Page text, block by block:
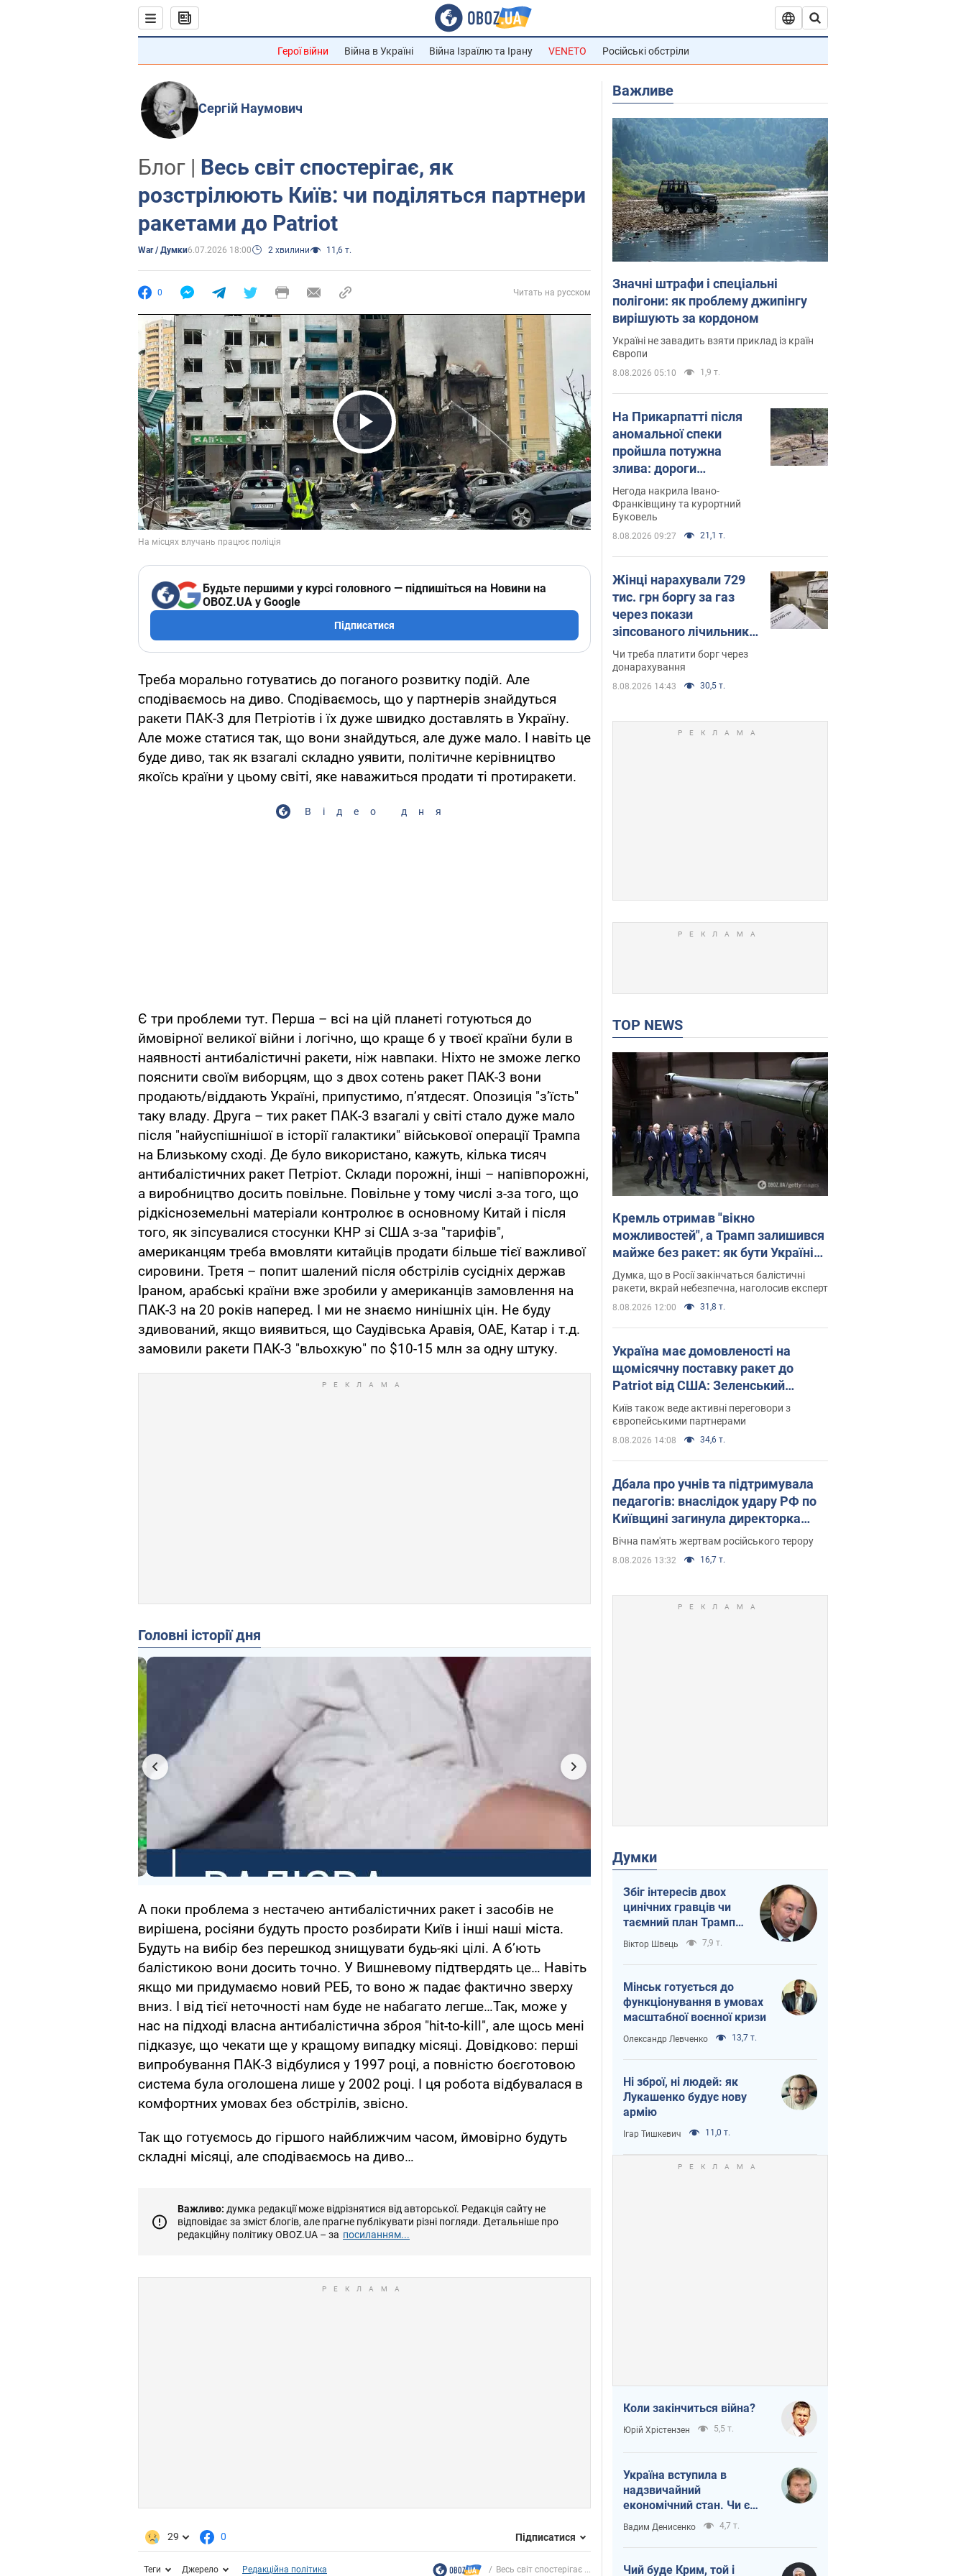
Герої війни Війна в Україні Війна Ізраїлю та Ірану VENETO Російські обстріли
Сергій Наумович
Блог | Весь світ спостерігає, як
розстрілюють Київ: чи поділяться партнери
ракетами до Patriot
War / Думки6.07.2026 18:00 2 хвилини 11,6 т.
0 Читать на русском
Play Video
Будьте першими у курсі головного — підпишіться на Новини на
OBOZ.UA у Google
Підписатися
Треба морально готуватись до поганого розвитку подій. Але
сподіваємось на диво. Сподіваємось, що у партнерів знайдуться
ракети ПАК-3 для Петріотів і їх дуже швидко доставлять в Україну.
Але може статися так, що вони знайдуться, але дуже мало. І навіть це
буде диво, так як взагалі складно уявити, політичне керівництво
якоїсь країни у цьому світі, яке наважиться продати ті протиракети.
Відео дня
Є три проблеми тут. Перша – всі на цій планеті готуються до
ймовірної великої війни і логічно, що краще б у твоєї країни були в
наявності антибалістичні ракети, ніж навпаки. Ніхто не зможе легко
пояснити своїм виборцям, що з двох сотень ракет ПАК-3 вони
продають/віддають Україні, припустимо, пʼятдесят. Опозиція "зʼїсть"
таку владу. Друга – тих ракет ПАК-3 взагалі у світі стало дуже мало
після "найуспішнішої в історії галактики" військової операції Трампа
на Близькому сході. Де було використано, кажуть, кілька тисяч
антибалістичних ракет Петріот. Склади порожні, інші – напівпорожні,
а виробництво досить повільне. Повільне у тому числі з-за того, що
рідкісноземельні матеріали контролює в основному Китай і після
того, як зіпсувалися стосунки КНР зі США з-за "тарифів",
американцям треба вмовляти китайців продати більше тієї важливої
сировини. Третя – попит шалений після обстрілів сусідніх держав
Іраном, арабські країни вже зробили у американців замовлення на
ПАК-3 на 20 років наперед. І ми не знаємо нинішніх цін. Не буду
здивований, якщо виявиться, що Саудівська Аравія, ОАЕ, Катар і т.д.
замовили ракети ПАК-3 "вльохкую" по $10-15 млн за одну штуку.
Головні історії дня
А поки проблема з нестачею антибалістичних ракет і засобів не
вирішена, росіяни будуть просто розбирати Київ і інші наші міста.
Будуть на вибір без перешкод знищувати будь-які цілі. А бʼють
балістикою вони досить точно. У Вишневому підтвердять це… Навіть
якщо ми придумаємо новий РЕБ, то воно ж падає фактично зверху
вниз. І від тієї неточності нам буде не набагато легше…Так, може у
нас на підході власна антибалістична зброя "hit-to-kill", але щось мені
підказує, що чекати ще у кращому випадку місяці. Довідково: перші
випробування ПАК-3 відбулися у 1997 році, а повністю боєготовою
система була оголошена лише у 2002 році. І ця робота відбувалася в
комфортних умовах без обстрілів, звісно.
Так що готуємось до гіршого найближчим часом, ймовірно будуть
складні місяці, але сподіваємось на диво…
Важливо: думка редакції може відрізнятися від авторської. Редакція сайту не
відповідає за зміст блогів, але прагне публікувати різні погляди. Детальніше про
редакційну політику OBOZ.UA – за посиланням...
29 0 Підписатися
Теги Джерело Редакційна політика Весь світ спостерігає ...
Важливе
Значні штрафи і спеціальні
полігони: як проблему джипінгу
вирішують за кордоном
Україні не завадить взяти приклад із країн
Європи
8.08.2026 05:10 1,9 т.
На Прикарпатті після
аномальної спеки
пройшла потужна
злива: дороги
перетворились на
річки. Відео
Негода накрила Івано-
Франківщину та курортний
Буковель
8.08.2026 09:27 21,1 т.
Жінці нарахували 729
тис. грн боргу за газ
через покази
зіпсованого лічильника:
суддя ухвалив
неочікуване рішення
Чи треба платити борг через
донарахування
8.08.2026 14:43 30,5 т.
TOP NEWS
Кремль отримав "вікно
можливостей", а Трамп залишився
майже без ракет: як бути Україні?
Інтерв’ю з Мельником
Думка, що в Росії закінчаться балістичні
ракети, вкрай небезпечна, наголосив експерт
8.08.2026 12:00 31,8 т.
Україна має домовленості на
щомісячну поставку ракет до
Patriot від США: Зеленський
розкрив подробиці
Київ також веде активні переговори з
європейськими партнерами
8.08.2026 14:08 34,6 т.
Дбала про учнів та підтримувала
педагогів: внаслідок удару РФ по
Київщині загинула директорка
київського ліцею, її чоловік та онук
Вічна пам'ять жертвам російського терору
8.08.2026 13:32 16,7 т.
Думки
Збіг інтересів двох
цинічних гравців чи
таємний план Трампа
і Путіна?
Віктор Швець 7,9 т.
Мінськ готується до
функціонування в умовах
масштабної воєнної кризи
Олександр Левченко 13,7 т.
Ні зброї, ні людей: як
Лукашенко будує нову
армію
Ігар Тишкевич 11,0 т.
Коли закінчиться війна?
Юрій Хрістензен 5,5 т.
Україна вступила в
надзвичайний
економічний стан. Чи є
світло вкінці тунелю?
Вадим Денисенко 4,7 т.
Чий буде Крим, той і